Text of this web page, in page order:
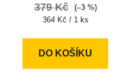
379 Kč
(–3 %)
Měrná
364 Kč / 1 ks
DO KOŠÍKU